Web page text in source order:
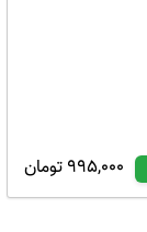
995,000 تومان